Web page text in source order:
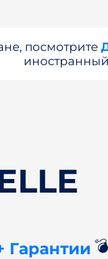
посмотрите
Гарантии 💣